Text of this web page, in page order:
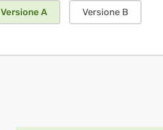
Versione A Versione B